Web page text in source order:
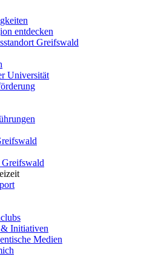
entdecken
Greifswald
Universität
Initiativen
Medien